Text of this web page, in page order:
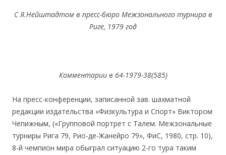
С Я.Нейштадтом в пресс-бюро Межзонального турнира в
Риге, 1979 год
Комментарии в 64-1979-38(585)
На пресс-конференции, записанной зав. шахматной
редакции издательства «Физкультура и Спорт» Виктором
Чепижным, («Групповой портрет с Талем. Межзональные
турниры Рига 79, Рио-де-Жанейро 79», ФиС, 1980, стр. 10),
8-й чемпион мира обыграл ситуацию 2-го тура таким